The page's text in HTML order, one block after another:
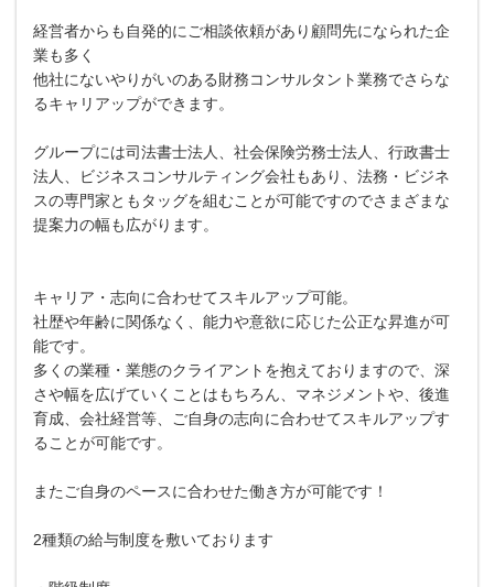
経営者からも自発的にご相談依頼があり顧問先になられた企
業も多く
他社にないやりがいのある財務コンサルタント業務でさらな
るキャリアップができます。
グループには司法書士法人、社会保険労務士法人、行政書士
法人、ビジネスコンサルティング会社もあり、法務・ビジネ
スの専門家ともタッグを組むことが可能ですのでさまざまな
提案力の幅も広がります。
キャリア・志向に合わせてスキルアップ可能。
社歴や年齢に関係なく、能力や意欲に応じた公正な昇進が可
能です。
多くの業種・業態のクライアントを抱えておりますので、深
さや幅を広げていくことはもちろん、マネジメントや、後進
育成、会社経営等、ご自身の志向に合わせてスキルアップす
ることが可能です。
またご自身のペースに合わせた働き方が可能です！
2種類の給与制度を敷いております